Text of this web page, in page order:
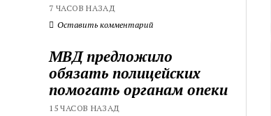
7 ЧАСОВ НАЗАД
Оставить комментарий
МВД предложило
обязать полицейских
помогать органам опеки
15 ЧАСОВ НАЗАД